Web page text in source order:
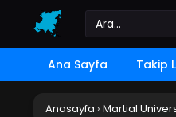
Ana Sayfa Takip
Anasayfa › Martial